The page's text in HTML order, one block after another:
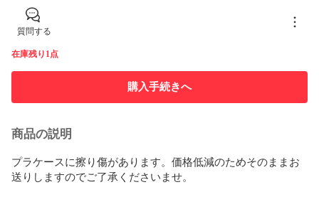
質問する
在庫残り1点
購入手続きへ
商品の説明
プラケースに擦り傷があります。価格低減のためそのままお
送りしますのでご了承くださいませ。